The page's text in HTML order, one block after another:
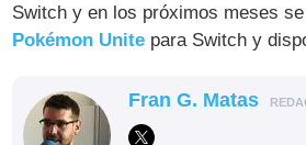
Switch y en los próximos meses
Pokémon Unite para Switch y
Fran G. Matas